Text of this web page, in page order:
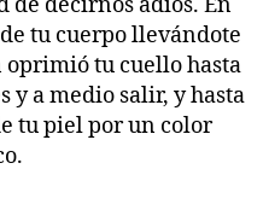
tu cuerpo llevándote
oprimió tu cuello hasta
y a medio salir, y hasta
tu piel por un color